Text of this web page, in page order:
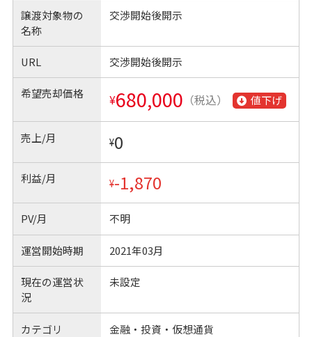
譲渡対象物の
名称
交渉開始後開示
URL 交渉開始後開示
希望売却価格 ¥680,000 （税込） 値下げ
売上/月 ¥0
利益/月 ¥-1,870
PV/月 不明
運営開始時期 2021年03月
現在の運営状
況
未設定
カテゴリ 金融・投資・仮想通貨